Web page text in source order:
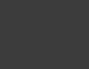
kartě
na nové kartě